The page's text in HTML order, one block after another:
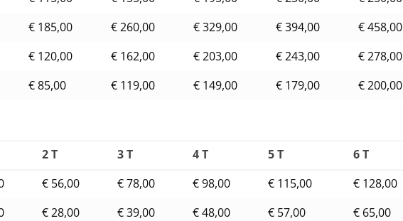
€ 185,00 € 260,00 € 329,00 € 394,00 € 458,00
€ 120,00 € 162,00 € 203,00 € 243,00 € 278,00
€ 85,00 € 119,00 € 149,00 € 179,00 € 200,00
2 T 3 T 4 T 5 T 6 T
€ 56,00 € 78,00 € 98,00 € 115,00 € 128,00
€ 28,00 € 39,00 € 48,00 € 57,00 € 65,00